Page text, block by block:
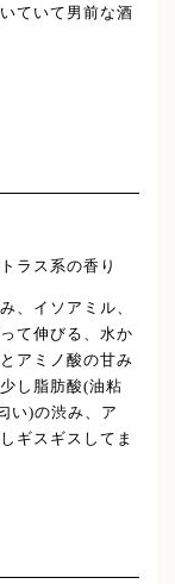
ていて男前な酒
ラス系の香り
、イソアミル、
て伸びる、水か
アミノ酸の甘み
し脂肪酸(油粘
い)の渋み、ア
ギスギスしてま